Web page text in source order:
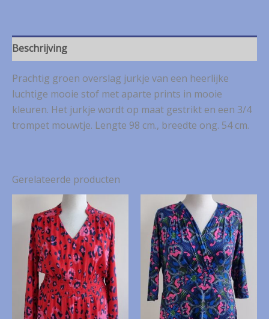
aantal
Beschrijving
Prachtig groen overslag jurkje van een heerlijke
luchtige mooie stof met aparte prints in mooie
kleuren. Het jurkje wordt op maat gestrikt en een 3/4
trompet mouwtje. Lengte 98 cm., breedte ong. 54 cm.
Gerelateerde producten